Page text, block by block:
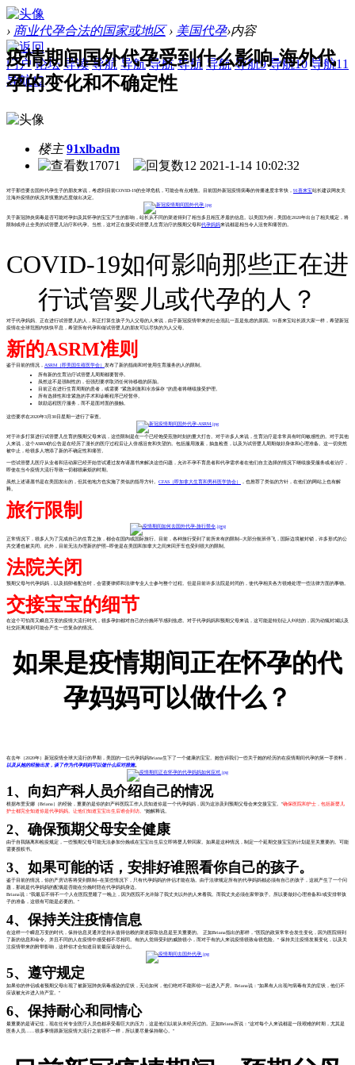
› 商业代孕合法的国家或地区 › 美国代孕›内容
门户 论坛 导读 导航 导航 导航 导航 导航 导航9 导航10 导航11
导航12
疫情期间国外代孕受到什么影响-海外代
孕的变化和不确定性
楼主 91xlbadm
17071
12 2021-1-14 10:02:32
对于那些要去国外代孕生子的朋友来说，考虑到目前COVID-19的全球危机，可能会有点难熬。目前国外新冠疫情病毒的传播速度非常快， 91喜来宝站长建议网友关
注海外疫情的状况并慎重的态度做出决定。
关于新冠肺炎病毒是否可能对孕妇及其怀孕的宝宝产生的影响，站长从不同的渠道得到了相当多且相互矛盾的信息。以美国为例，美国在2020年出台了相关规定，将
限制或停止全美的试管婴儿治疗和代孕。当然，这对正在接受试管婴儿生育治疗的预期父母和代孕妈妈来说都是相当令人沮丧和痛苦的。
COVID-19如何影响那些正在进
行试管婴儿或代孕的人？
对于代孕妈妈、正在进行试管婴儿的人，和正打算生孩子为人父母的人来说，由于新冠疫情带来的社会混乱一直是焦虑的原因。91喜来宝站长跟大家一样，希望新冠
疫情在全球范围内快快平息，希望所有代孕和做试管婴儿的朋友可以尽快的为人父母。
新的ASRM准则
鉴于目前的情况， ASRM（即美国生殖医学会） 发布了新的指南和对使用生育服务的人的限制。
所有新的生育治疗试管婴儿周期都要暂停。
虽然这不是强制性的，但强烈要求取消任何待移植的胚胎。
目前正在进行生育周期的患者，或需要 "紧急刺激和冷冻保存 "的患者将继续接受护理。
所有选择性和非紧急的手术和诊断程序已经暂停。
鼓励远程医疗服务，而不是面对面的接触。
这些要求在2020年3月30日星期一进行了审查。
对于许多打算进行试管婴儿生育的预期父母来说，这些限制是在一个已经饱受煎熬时刻的重大打击。对于许多人来说，生育治疗是非常具有时间敏感性的。对于其他
人来说，这个ASRM的公告是在经历了漫长的医疗过程后让人倍感沮丧和失望的。包括服用激素，抽血检查，以及为试管婴儿周期做好身体和心理准备。这一切突然
被中止，给很多人增添了新的不确定性和痛苦。
一些试管婴儿医疗从业者和活动家已经开始尝试通过发布请愿书来解决这些问题，允许不孕不育患者和代孕需求者在他们自主选择的情况下继续接受服务或者治疗，
即使在当今疫情大流行导致一切都很麻烦的时期。
虽然上述请愿书是在美国发出的，但其他地方也实施了类似的指导方针。 CFAS（即加拿大生育和男科医学协会）
，也推荐了类似的方针，在他们的网站上也有解
释。
旅行限制
正常情况下，很多人为了完成自己的生育之旅，都会在国内或国际旅行。目前，各种旅行受到了前所未有的限制--大部分航班停飞，国际边境被封锁，许多形式的公
共交通也被关闭。此外，目前无法办理新的护照--即使是在美国和加拿大之间来回开车也受到很大的限制。
法院关闭
预期父母与代孕妈妈，以及捐卵者配合时，会需要律师和法律专业人士参与整个过程。但是目前许多法院是封闭的，使代孕相关各方很难处理一些法律方面的事物。
交接宝宝的细节
在这个可怕而又瞬息万变的疫情大流行时代，很多孕妇都对自己的分娩环节感到焦虑。对于代孕妈妈和预期父母来说，这可能是特别让人纠结的，因为动辄封城以及
社交距离规则可能会产生一些复杂的情况。
如果是疫情期间正在怀孕的代
孕妈妈可以做什么？
在去年（2020年）新冠疫情全球大流行的早期，美国的一位代孕妈妈Briana生下了一个健康的宝宝。她告诉我们一些关于她的经历的在疫情期间代孕的第一手资料，
以及从她的经验出发，谈了作为代孕妈妈可以做什么应对措施。
1、向妇产科人员介绍自己的情况
根据布里安娜（Briana）的经验，重要的是你的妇产科医院工作人员知道你是一个代孕妈妈，因为这涉及到预期父母会来交接宝宝。"确保医院和护士，包括新婴儿
护士都完全知道你是代孕妈妈。让他们知道宝宝出生后谁会到访。 "她解释说。
2、确保预期父母安全健康
由于自我隔离和检疫规定，一些预期父母可能无法参加分娩或在宝宝出生后立即将婴儿带回家。如果是这种情况，制定一个延期交接宝宝的计划是至关重要的。可能
需要授权书。
3、如果可能的话，安排好谁照看你自己的孩子。
鉴于目前的情况，你的产房访客将受到限制--在某些情况下，只有代孕妈妈的伴侣才能在场。由于法律规定所有的代孕妈妈都必须有自己的孩子，这就产生了一个问
题，那就是代孕妈妈的配偶是否能在分娩时陪在代孕妈妈身边。
Briana说："我最后不得不一个人在医院里睡了一晚上，因为医院不允许除了我丈夫以外的人来看我。而我丈夫必须在家带孩子。所以要做好心理准备和/或安排带孩
子的准备，这很有可能是必要的。"
4、保持关注疫情信息
在这样一个瞬息万变的时代，保持信息灵通并坚持从值得信赖的渠道获取信息是至关重要的。 正如Briana指出的那样，"医院的政策常常会发生变化，因为医院得到
了新的信息和命令。并且不同的人在疫情中感受都不尽相同。有的人觉得受到的威胁很小，而对于有的人来说疫情很致命很危险。" 保持关注疫情发展变化，以及关
注疫情带来的附带影响，这样你才会知道目前最应该做什么。
5、遵守规定
如果你的伴侣或者预期父母出现了被新冠肺炎病毒感染的症状，无论如何，他们绝对不能和你一起进入产房。Briana说："如果有人出现与病毒有关的症状，他们不
应该被允许进入待产室。"
6、保持耐心和同情心
最重要的是请记住，现在任何专业医疗人员也都承受着巨大的压力，这是他们以前从未经历过的。正如Briana所说："这对每个人来说都是一段艰难的时期，尤其是
医务人员......很多事情跟新冠疫情大流行之前很不一样，所以要尽量保持耐心。"